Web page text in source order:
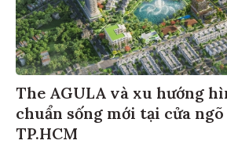
The AGULA và xu hướng
chuẩn sống mới tại cửa ngõ
TP.HCM